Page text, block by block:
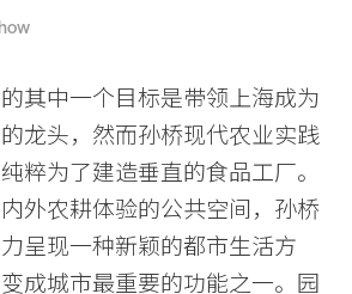
其中一个目标是带领上海成为
龙头，然而孙桥现代农业实践
粹为了建造垂直的食品工厂。
外农耕体验的公共空间，孙桥
呈现一种新颖的都市生活方
成城市最重要的功能之一。园